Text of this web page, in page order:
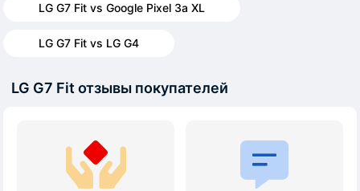
LG G7 Fit vs Google Pixel 3a XL
LG G7 Fit vs LG G4
LG G7 Fit отзывы покупателей